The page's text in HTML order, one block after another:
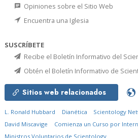
Opiniones sobre el Sitio Web
Encuentra una Iglesia
SUSCRÍBETE
Recibe el Boletín Informativo del
Obtén el Boletín Informativo de
Sitios web relacionados
L. Ronald Hubbard Dianética Scientology
David Miscavige
Comienza un Curso por
Ministros Voluntarios de Scientology